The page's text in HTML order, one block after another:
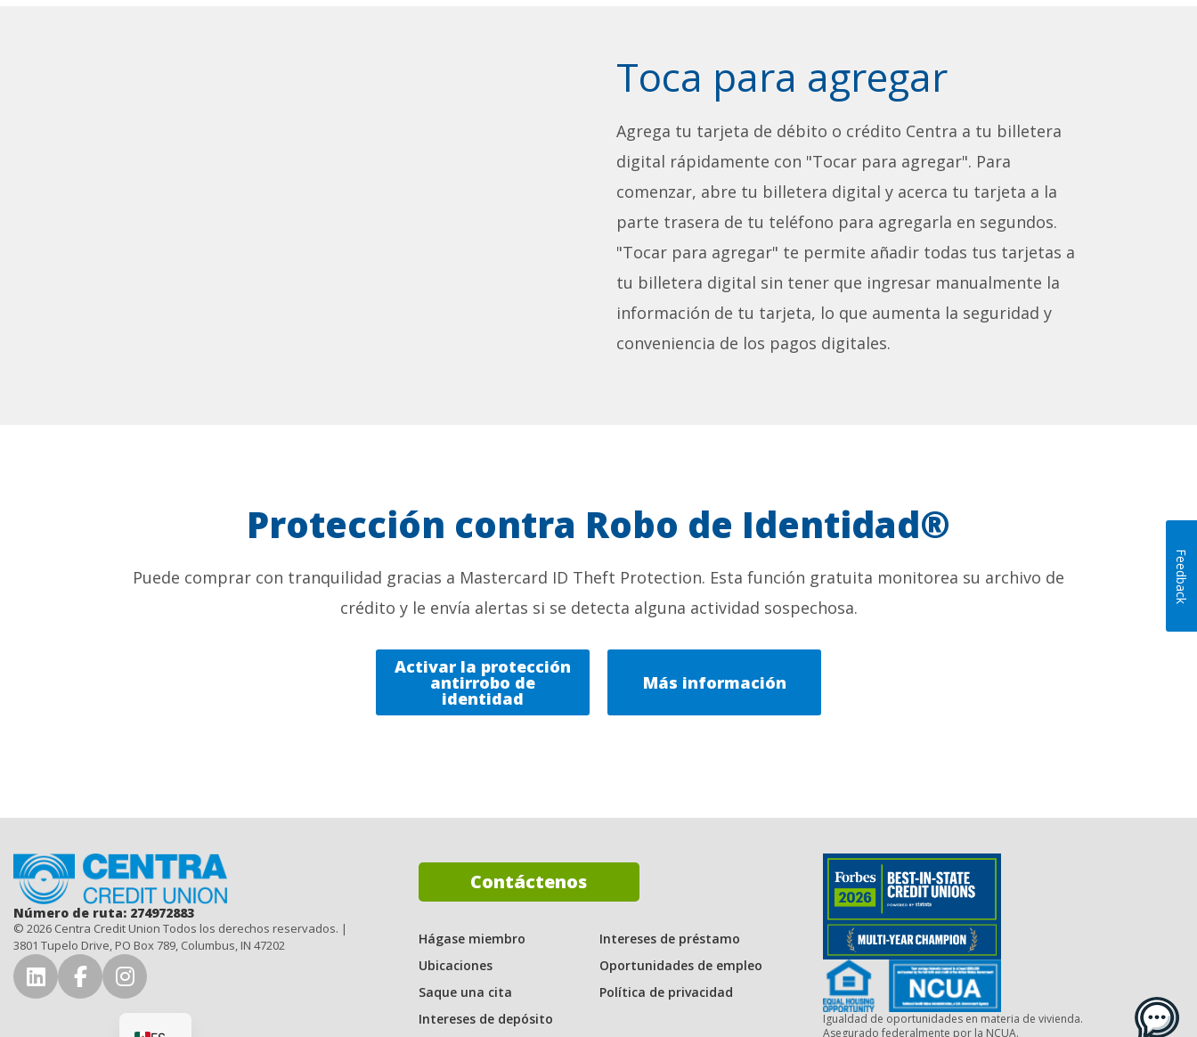
Toca para agregar
Agrega tu tarjeta de débito o crédito Centra a tu billetera
digital rápidamente con "Tocar para agregar". Para
comenzar, abre tu billetera digital y acerca tu tarjeta a la
parte trasera de tu teléfono para agregarla en segundos.
"Tocar para agregar" te permite añadir todas tus tarjetas a
tu billetera digital sin tener que ingresar manualmente la
información de tu tarjeta, lo que aumenta la seguridad y
conveniencia de los pagos digitales.
Protección contra Robo de Identidad®
Puede comprar con tranquilidad gracias a Mastercard ID Theft Protection. Esta función gratuita monitorea su archivo de
crédito y le envía alertas si se detecta alguna actividad sospechosa.
Activar la protección
antirrobo de
identidad
Más información
Número de ruta: 274972883
© 2026 Centra Credit Union Todos los derechos reservados. |
3801 Tupelo Drive, PO Box 789, Columbus, IN 47202
Conéctese con nosotros en LinkedIn
Conéctese con nosotros en Facebook
Síguenos en Instagram
Contáctenos
Hágase miembro
Ubicaciones
Saque una cita
Intereses de depósito
Intereses de préstamo
Oportunidades de empleo
Política de privacidad
Igualdad de oportunidades en materia de vivienda.
Asegurado federalmente por la NCUA.
Feedback